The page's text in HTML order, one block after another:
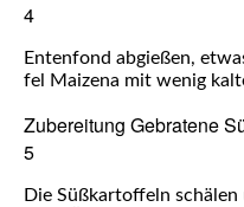
4
Enten­fond abgie­ßen,
fel Mai­ze­na mit wenig
Zube­rei­tung Gebra­te­ne
5
Die Süß­kar­tof­feln